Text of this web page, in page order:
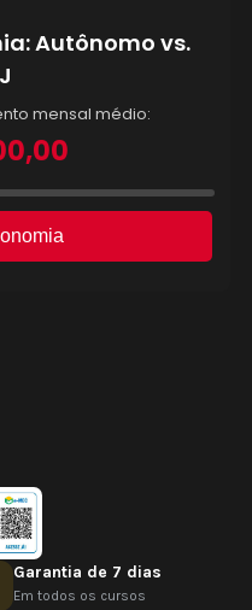
Garantia de 7 dias
Em todos os cursos